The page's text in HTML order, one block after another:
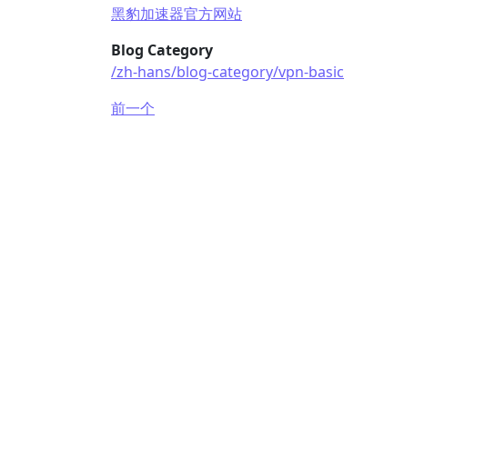
黑豹加速器官方网站
Blog Category
/zh-hans/blog-category/vpn-basic
前一个